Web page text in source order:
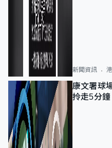
新聞資訊
康文署球
拎走5分